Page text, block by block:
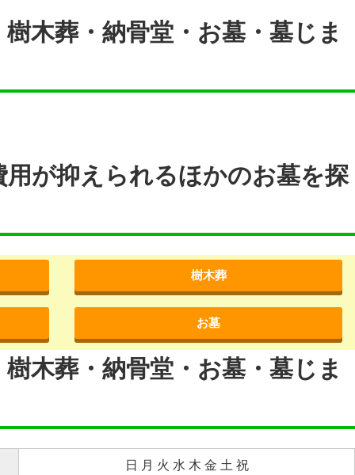
木葬・納骨堂・お墓・墓じま
が抑えられるほかのお墓を探
樹木葬
お墓
木葬・納骨堂・お墓・墓じま
日 月 火 水 木 金 土 祝